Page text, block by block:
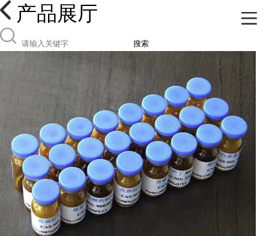
产品展厅
搜索